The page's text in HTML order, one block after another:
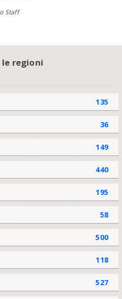
Staff
regioni
135
36
149
440
195
58
500
118
527